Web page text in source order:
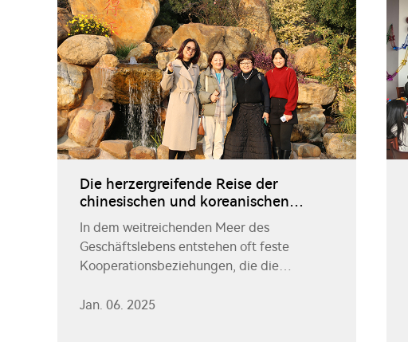
Die herzergreifende Reise der
chinesischen und koreanischen
Chefinnen: Grenzen überschreiten
und Freundschaft pflegen
In dem weitreichenden Meer des
Geschäftslebens entstehen oft feste
Kooperationsbeziehungen, die die
die Herzen der Menschen wärmen. So ist es
Jan. 06. 2025